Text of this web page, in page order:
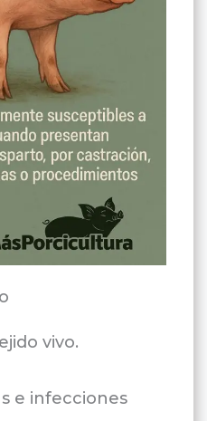
vivo.
e infecciones